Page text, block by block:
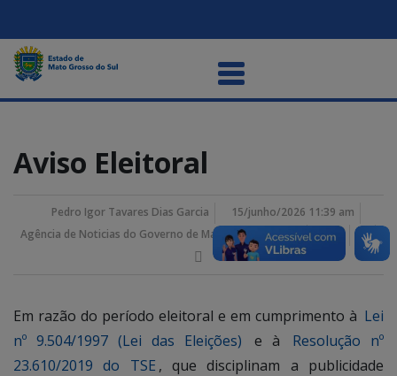
Aviso Eleitoral
Pedro Igor Tavares Dias Garcia
15/junho/2026 11:39 am
Agência de Noticias do Governo de Mato Grosso do Sul
Em razão do período eleitoral e em cumprimento à Lei
nº 9.504/1997 (Lei das Eleições)
e à
Resolução nº
23.610/2019 do TSE , que disciplinam a publicidade